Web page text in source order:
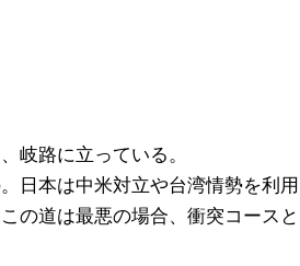
路に立っている。
日本は中米対立や台湾情勢を利用
の道は最悪の場合、衝突コースと